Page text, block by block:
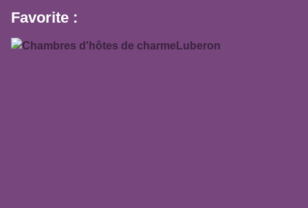
Favorite :